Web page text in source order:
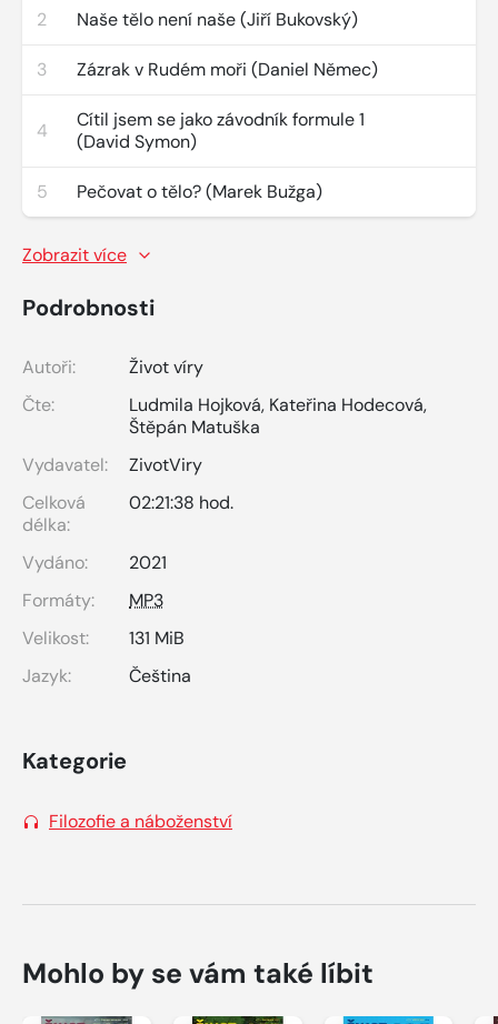
2 Naše tělo není naše (Jiří Bukovský)
3 Zázrak v Rudém moři (Daniel Němec)
4
Cítil jsem se jako závodník formule 1
(David Symon)
5 Pečovat o tělo? (Marek Bužga)
Zobrazit více
Podrobnosti
Autoři:
Život víry
Čte:
Ludmila Hojková, Kateřina Hodecová,
Štěpán Matuška
Vydavatel:
ZivotViry
Celková
délka:
02:21:38 hod.
Vydáno:
2021
Formáty:
MP3
Velikost:
131 MiB
Jazyk:
Čeština
Kategorie
Filozofie a náboženství
Mohlo by se vám také líbit